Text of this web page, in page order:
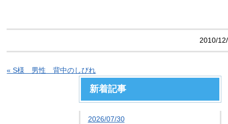
2010/
« S様 男性 背中のしびれ
新着記事
2026/07/30